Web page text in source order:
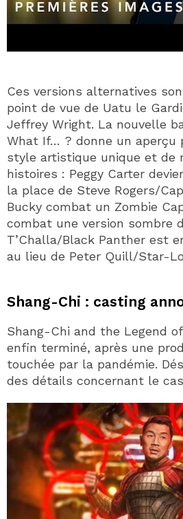
Ces versions alternatives
point de vue de Uatu le
Jeffrey Wright. La nouvelle
What If… ? donne un aperçu
style artistique unique et de
histoires : Peggy Carter
la place de Steve Rogers/
Bucky combat un Zombie
combat une version sombre
T’Challa/Black Panther est
au lieu de Peter Quill/Star-
Shang-Chi : casting
Shang-Chi and the Legend
enfin terminé, après une
touchée par la pandémie.
des détails concernant le